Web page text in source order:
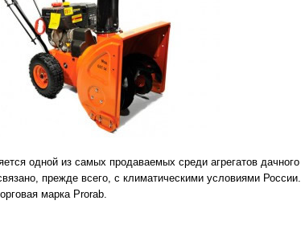
одной из самых продаваемых среди агрегатов дачного
прежде всего, с климатическими условиями России.
марка Prorab.